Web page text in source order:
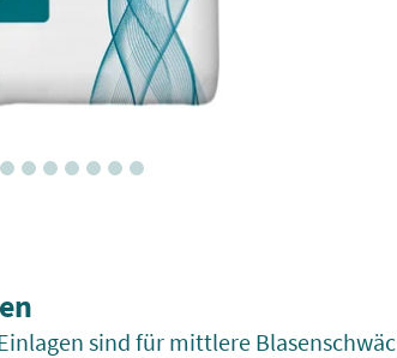
Einlagen sind für mittlere